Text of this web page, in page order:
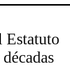
Estatuto